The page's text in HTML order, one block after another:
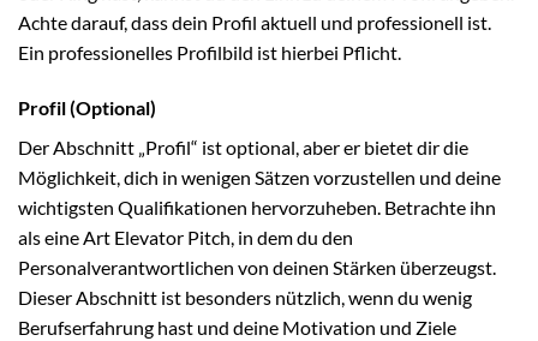
Achte darauf, dass dein Profil aktuell und professionell ist.
Ein professionelles Profilbild ist hierbei Pflicht.
Profil (Optional)
Der Abschnitt „Profil“ ist optional, aber er bietet dir die
Möglichkeit, dich in wenigen Sätzen vorzustellen und deine
wichtigsten Qualifikationen hervorzuheben. Betrachte ihn
als eine Art Elevator Pitch, in dem du den
Personalverantwortlichen von deinen Stärken überzeugst.
Dieser Abschnitt ist besonders nützlich, wenn du wenig
Berufserfahrung hast und deine Motivation und Ziele